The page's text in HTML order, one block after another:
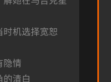
时机选择宽恕
隐情
的清白